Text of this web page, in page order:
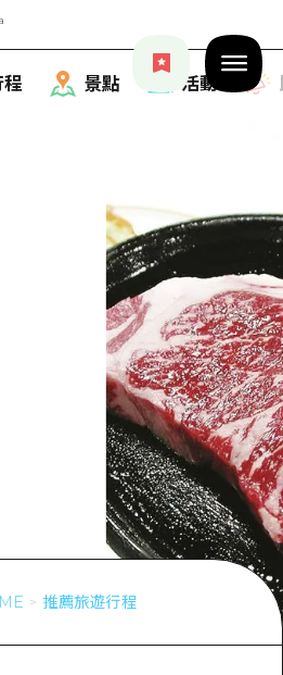
景點 活動
Hiroshima 官方向導
推薦旅遊行程